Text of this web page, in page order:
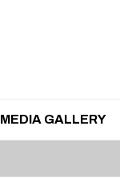
MEDIA GALLERY